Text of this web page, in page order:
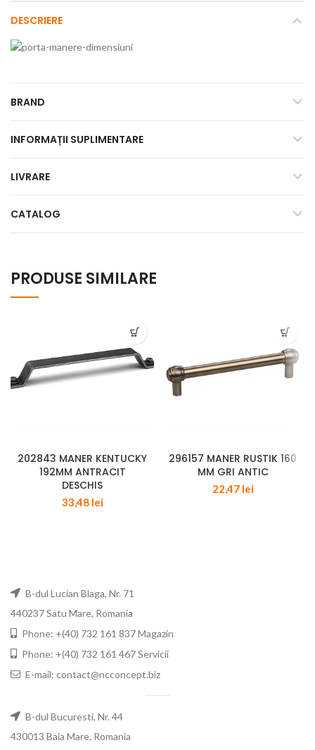
DESCRIERE
BRAND
INFORMAȚII SUPLIMENTARE
LIVRARE
CATALOG
PRODUSE SIMILARE
202843 MANER KENTUCKY
192MM ANTRACIT
DESCHIS
33,48 lei
296157 MANER RUSTIK 160
MM GRI ANTIC
22,47 lei
B-dul Lucian Blaga, Nr. 71
440237 Satu Mare, Romania
Phone: +(40) 732 161 837 Magazin
Phone: +(40) 732 161 467 Servicii
E-mail: contact@ncconcept.biz
B-dul Bucuresti, Nr. 44
430013 Baia Mare, Romania